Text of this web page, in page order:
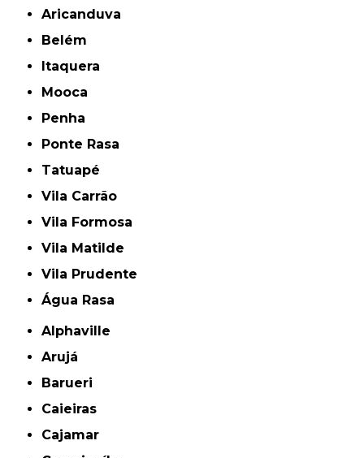
Aricanduva
Belém
Itaquera
Mooca
Penha
Ponte Rasa
Tatuapé
Vila Carrão
Vila Formosa
Vila Matilde
Vila Prudente
Água Rasa
Alphaville
Arujá
Barueri
Caieiras
Cajamar